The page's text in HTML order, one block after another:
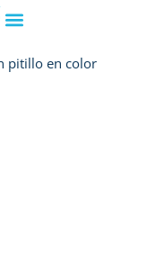
pitillo en color